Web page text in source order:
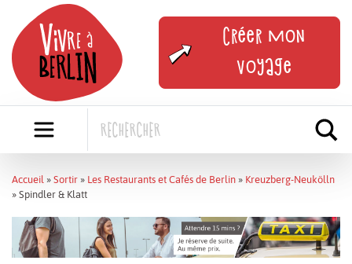
content
Créer mon
voyage
Accueil » Sortir » Les Restaurants et Cafés de Berlin » Kreuzberg-Neukölln
» Spindler & Klatt